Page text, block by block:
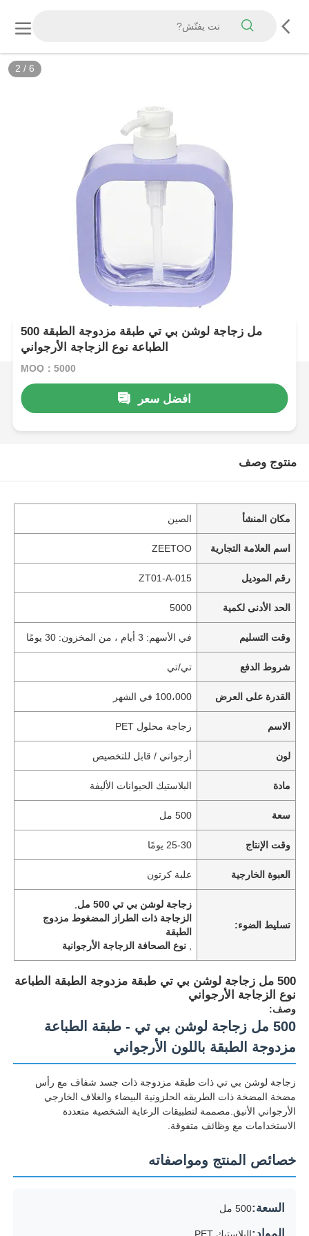
2 / 6
500 مل زجاجة لوشن بي تي طبقة مزدوجة الطبقة
الطباعة نوع الزجاجة الأرجواني
MOQ：5000
افضل سعر
منتوج وصف
مكان المنشأ الصين
اسم العلامة التجارية ZEETOO
رقم الموديل ZT01-A-015
الحد الأدنى لكمية 5000
وقت التسليم في الأسهم: 3 أيام ، من المخزون: 30 يومًا
شروط الدفع تي/تي
القدرة على العرض 100،000 في الشهر
الاسم زجاجة محلول PET
لون أرجواني / قابل للتخصيص
مادة البلاستيك الحيوانات الأليفة
سعة 500 مل
وقت الإنتاج 25-30 يومًا
العبوة الخارجية علبة كرتون
تسليط الضوء:
زجاجة لوشن بي تي 500 مل
الزجاجة ذات الطراز المضغوط مزدوج
الطبقة
,نوع الصحافة الزجاجة الأرجوانية
500 مل زجاجة لوشن بي تي طبقة مزدوجة الطبقة الطباعة
نوع الزجاجة الأرجواني
وصف:
500 مل زجاجة لوشن بي تي - طبقة الطباعة
مزدوجة الطبقة باللون الأرجواني
زجاجة لوشن بي تي ذات طبقة مزدوجة ذات جسد شفاف مع رأس
مضخة المضخة ذات الطريقه الحلزونية البيضاء والغلاف الخارجي
الأرجواني الأنيق.مصممة لتطبيقات الرعاية الشخصية متعددة
الاستخدامات مع وظائف متفوقة.
خصائص المنتج ومواصفاته
السعة:500 مل
المواد:البلاستيك PET